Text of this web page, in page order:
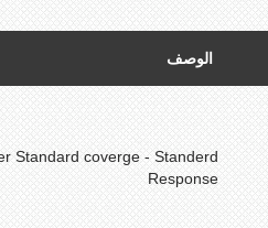
الوصف
Standard coverge - Standerd
Response